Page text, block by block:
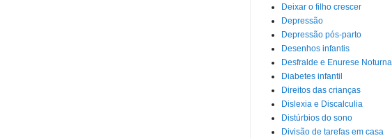
Deixar o filho crescer
Depressão
Depressão pós-parto
Desenhos infantis
Desfralde e Enurese Noturna
Diabetes infantil
Direitos das crianças
Dislexia e Discalculia
Distúrbios do sono
Divisão de tarefas em casa